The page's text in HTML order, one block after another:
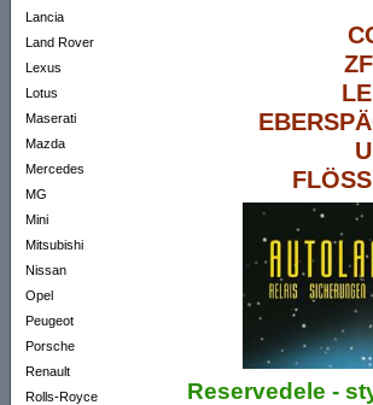
Lancia
Land Rover
Lexus
Lotus
Maserati
Mazda
Mercedes
MG
Mini
Mitsubishi
Nissan
Opel
Peugeot
Porsche
Renault
Rolls-Royce
Reservedele -